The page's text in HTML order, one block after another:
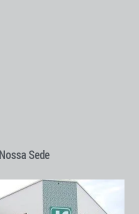
Nossa Sede